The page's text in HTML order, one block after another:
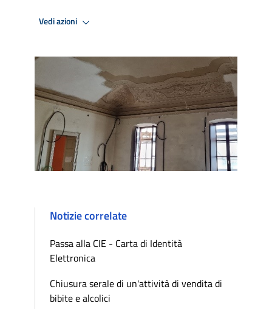
Vedi azioni
Notizie correlate
Passa alla CIE - Carta di Identità
Elettronica
Chiusura serale di un'attività di vendita di
bibite e alcolici